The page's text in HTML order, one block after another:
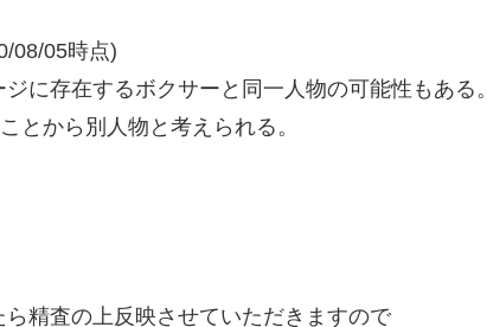
08/05時点)
に存在するボクサーと同一人物の可能性もある。
とから別人物と考えられる。
精査の上反映させていただきますので